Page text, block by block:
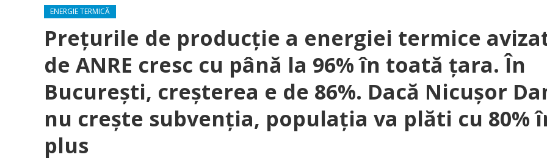
ENERGIE TERMICĂ
Prețurile de producție a energiei termice
de ANRE cresc cu până la 96% în toată țara. În
București, creșterea e de 86%. Dacă Nicușor
nu crește subvenția, populația va plăti cu 80%
plus